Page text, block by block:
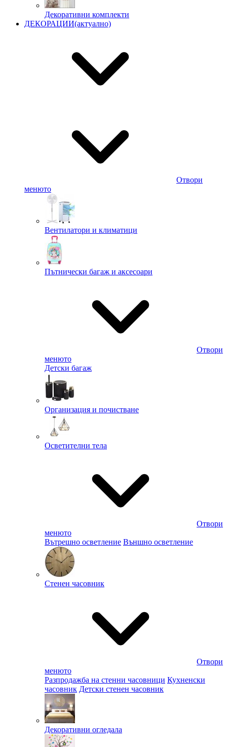
Декоративни комплекти
ДЕКОРАЦИИ(актуално)
Отвори
менюто
Вентилатори и климатици
Пътнически багаж и аксесоари
Отвори
менюто
Детски багаж
Организация и почистване
Осветителни тела
Отвори
менюто
Вътрешно осветление Външно осветление
Стенен часовник
Отвори
менюто
Разпродажба на стенни часовници Кухненски
часовник Детски стенен часовник
Декоративни огледала